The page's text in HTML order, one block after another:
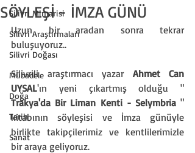
Silivri Mimarisi
Silivri Araştırmaları
Silivri Doğası
Mübadele
Doğa
Tarih
Sanat
SÖYLEŞİ - İMZA GÜNÜ
Uzun bir aradan sonra tekrar
buluşuyoruz..
Silivrili araştırmacı yazar Ahmet Can
UYSAL
Trakya'da Bir Liman Kenti - Selymbria "
kitabının söyleşisi ve İmza günüyle
birlikte takipçilerimiz ve kentlilerimizle
bir araya geliyoruz.